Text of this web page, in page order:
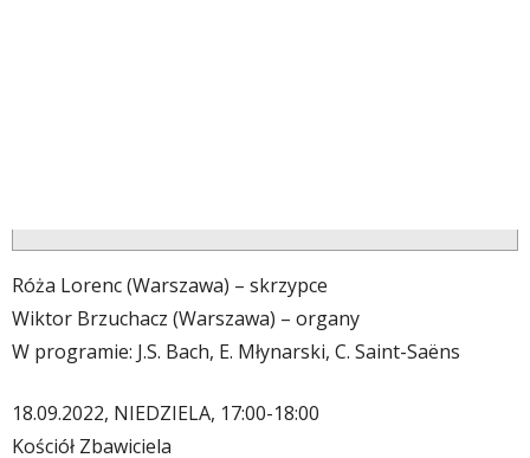
Róża Lorenc (Warszawa) – skrzypce
Wiktor Brzuchacz (Warszawa) – organy
W programie: J.S. Bach, E. Młynarski, C. Saint-Saëns
18.09.2022, NIEDZIELA, 17:00-18:00
Kościół Zbawiciela